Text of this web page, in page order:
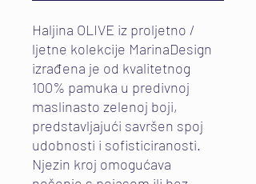
Haljina OLIVE iz proljetno /
ljetne kolekcije MarinaDesign
izrađena je od kvalitetnog
100% pamuka u predivnoj
maslinasto zelenoj boji,
predstavljajući savršen spoj
udobnosti i sofisticiranosti.
Njezin kroj omogućava